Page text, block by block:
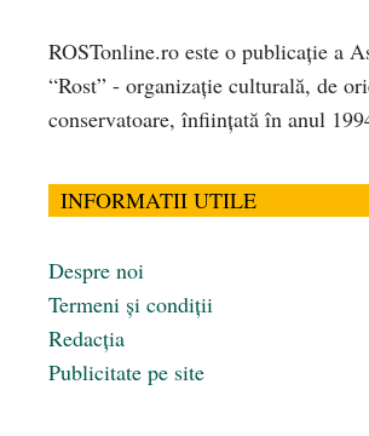
ROSTonline.ro este o publicaţie a
“Rost” - organizaţie culturală, de
conservatoare, înfiinţată în anul
INFORMATII UTILE
Despre noi
Termeni și condiții
Redacția
Publicitate pe site